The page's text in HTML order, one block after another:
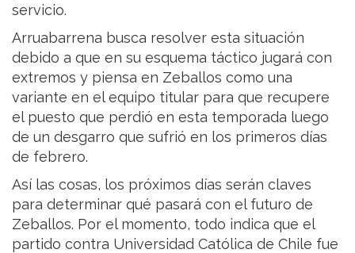
servicio.
Arruabarrena busca resolver esta situación
debido a que en su esquema táctico jugará con
extremos y piensa en Zeballos como una
variante en el equipo titular para que recupere
el puesto que perdió en esta temporada luego
de un desgarro que sufrió en los primeros días
de febrero.
Así las cosas, los próximos días serán claves
para determinar qué pasará con el futuro de
Zeballos. Por el momento, todo indica que el
partido contra Universidad Católica de Chile fue